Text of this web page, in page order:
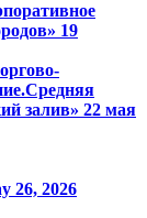
19
залив» 22 мая
26, 2026